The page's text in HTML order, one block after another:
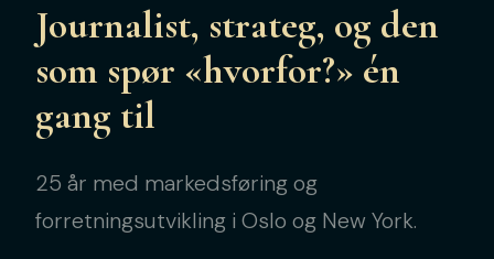
Journalist, strateg, og den
som spør «hvorfor?» én
gang til
25 år med markedsføring og
forretningsutvikling i Oslo og New York.